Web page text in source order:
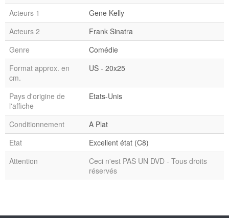
Acteurs 1
Gene Kelly
Acteurs 2
Frank Sinatra
Genre
Comédie
Format approx. en
cm.
US - 20x25
Pays d'origine de
l'affiche
Etats-Unis
Conditionnement
A Plat
Etat
Excellent état (C8)
Attention
Ceci n'est PAS UN DVD - Tous droits
réservés